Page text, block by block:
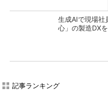
生成AIで現場
心」の製造DX
記事ランキング